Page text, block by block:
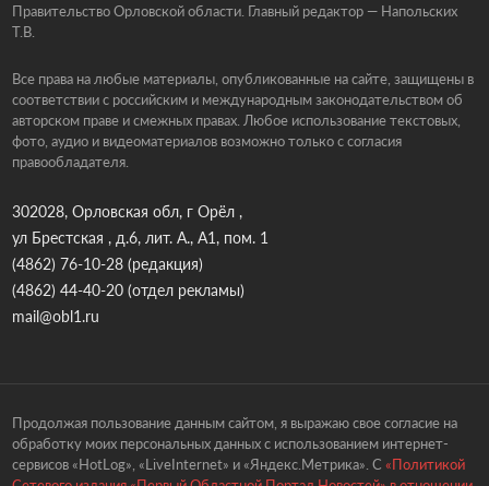
Правительство Орловской области. Главный редактор — Напольских
Т.В.
Все права на любые материалы, опубликованные на сайте, защищены в
соответствии с российским и международным законодательством об
авторском праве и смежных правах. Любое использование текстовых,
фото, аудио и видеоматериалов возможно только с согласия
правообладателя.
302028, Орловская обл, г Орёл ,
ул Брестская , д.6, лит. А., А1, пом. 1
(4862) 76-10-28(редакция)
(4862) 44-40-20(отдел рекламы)
mail@obl1.ru
Продолжая пользование данным сайтом, я выражаю свое согласие на
обработку моих персональных данных с использованием интернет-
сервисов «HotLog», «LiveInternet» и «Яндекс.Метрика». С «Политикой